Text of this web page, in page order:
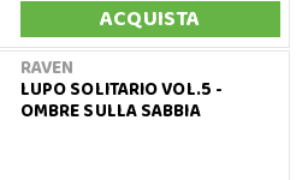
ACQUISTA
RAVEN
LUPO SOLITARIO VOL.5 -
OMBRE SULLA SABBIA